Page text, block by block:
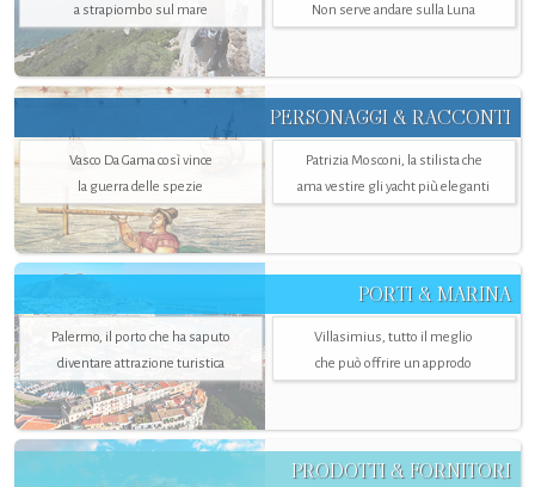
a strapiombo sul mare
Non serve andare sulla Luna
PERSONAGGI & RACCONTI
Vasco Da Gama così vince
la guerra delle spezie
Patrizia Mosconi, la stilista che
ama vestire gli yacht più eleganti
PORTI & MARINA
Palermo, il porto che ha saputo
diventare attrazione turistica
Villasimius, tutto il meglio
che può offrire un approdo
PRODOTTI & FORNITORI